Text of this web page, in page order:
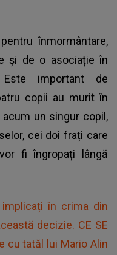
înmormântare,
și de o asociație în
important de
copii au murit în
un singur copil,
cei doi frați care
fi îngropați lângă
implicați în crima din
decizie. CE SE
cu tatăl lui Mario Alin